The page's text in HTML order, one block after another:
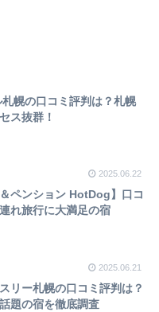
幌の口コミ評判は？札幌
ス抜群！
2025.06.22
＆ペンション HotDog】口コ
れ旅行に大満足の宿
2025.06.21
リー札幌の口コミ評判は？
題の宿を徹底調査